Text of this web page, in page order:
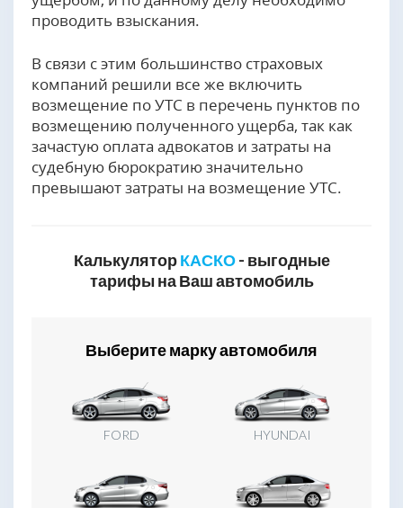
проводить взыскания.
В связи с этим большинство страховых
компаний решили все же включить
возмещение по УТС в перечень пунктов по
возмещению полученного ущерба, так как
зачастую оплата адвокатов и затраты на
судебную бюрократию значительно
превышают затраты на возмещение УТС.